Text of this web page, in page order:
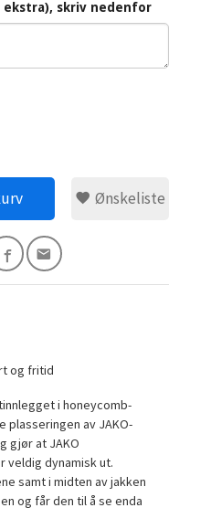
skriv nedenfor
Ønskeliste
og fritid
i honeycomb-
plasseringen av JAKO-
gjør at JAKO
veldig dynamisk ut.
samt i midten av jakken
og får den til å se enda